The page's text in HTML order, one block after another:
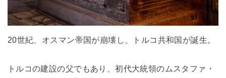
20世紀、オスマン帝国が崩壊し、トルコ共和国が誕生。
トルコの建設の父でもあり、初代大統領のムスタファ・